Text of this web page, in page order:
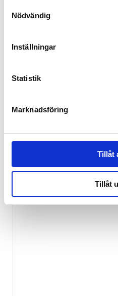
Nödvändig
Inställningar
Statistik
Marknadsföring
Tillåt
Tillåt
2,199kr